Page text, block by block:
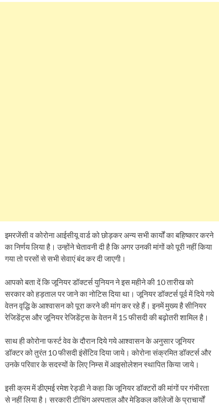
इमरजेंसी व कोरोना आईसीयू वार्ड को छोड़कर अन्य सभी कार्यों का बहिष्कार करने
का निर्णय लिया है। उन्होंने चेतावनी दी है कि अगर उनकी मांगों को पूरी नहीं किया
गया तो परसों से सभी सेवाएं बंद कर दी जाएगी।
आपको बता दें कि जूनियर डॉक्टर्स युनियन ने इस महीने की 10 तारीख को
सरकार को हड़ताल पर जाने का नोटिस दिया था। जूनियर डॉक्टर्स पूर्व में दिये गये
वेतन वृद्धि के आश्वासन को पूरा करने की मांग कर रहे हैं। इनमें मुख्य है सीनियर
रेजिडेंट्स और जूनियर रेजिडेंट्स के वेतन में 15 फीसदी की बढ़ोतरी शामिल है।
साथ ही कोरोना फर्स्ट वेव के दौरान दिये गये आश्वासन के अनुसार जूनियर
डॉक्टर को तुरंत 10 फीसदी इंसेंटिव दिया जाये। कोरोना संक्रमित डॉक्टर्स और
उनके परिवार के सदस्यों के लिए निम्स में आइसोलेशन स्थापित किया जाये।
इसी क्रम में डीएमई रमेश रेड्डी ने कहा कि जूनियर डॉक्टरों की मांगों पर गंभीरता
से नहीं लिया है। सरकारी टीचिंग अस्पताल और मेडिकल कॉलेजों के प्राचार्यों